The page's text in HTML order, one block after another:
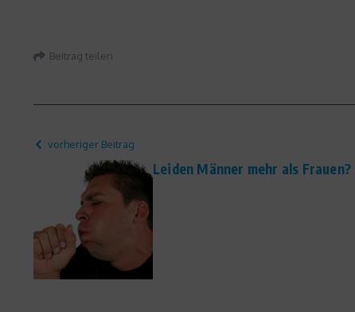
Beitrag teilen
vorheriger Beitrag
Leiden Männer mehr als Frauen?